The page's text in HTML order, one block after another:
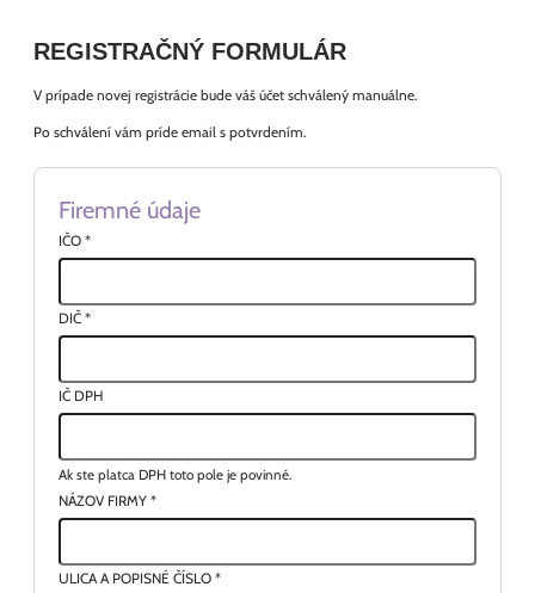
REGISTRAČNÝ FORMULÁR
V prípade novej registrácie bude váš účet schválený manuálne.
Po schválení vám príde email s potvrdením.
Firemné údaje
IČO *
DIČ *
IČ DPH
Ak ste platca DPH toto pole je povinné.
NÁZOV FIRMY *
ULICA A POPISNÉ ČÍSLO *